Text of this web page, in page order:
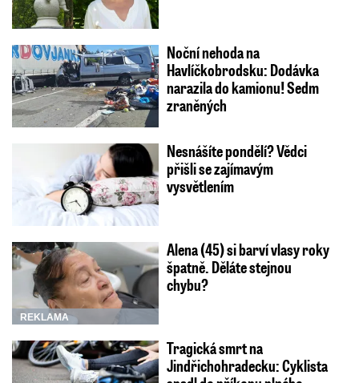
Noční nehoda na
Havlíčkobrodsku: Dodávka
narazila do kamionu! Sedm
zraněných
Nesnášíte pondělí? Vědci
přišli se zajímavým
vysvětlením
REKLAMA
Alena (45) si barví vlasy roky
špatně. Děláte stejnou
chybu?
Tragická smrt na
Jindřichohradecku: Cyklista